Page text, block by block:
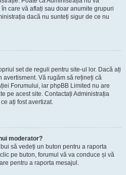
care vă aflați sau doar anumite grupuri
dacă nu sunteți sigur de ce nu
set de reguli pentru site-ul lor. Dacă ați
Vă rugăm să rețineți că
Forumului, iar phpBB Limited nu are
pe acest site. Contactați Administrația
ați fost avertizat.
moderator?
să vedeți un buton pentru a raporta
pe buton, forumul vă va conduce și vă
pentru a raporta mesajul.